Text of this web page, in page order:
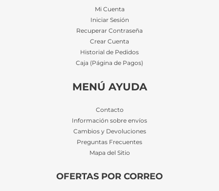
Mi Cuenta
Iniciar Sesión
Recuperar Contraseña
Crear Cuenta
Historial de Pedidos
Caja (Página de Pagos)
MENÚ AYUDA
Contacto
Información sobre envíos
Cambios y Devoluciones
Preguntas Frecuentes
Mapa del Sitio
OFERTAS POR CORREO